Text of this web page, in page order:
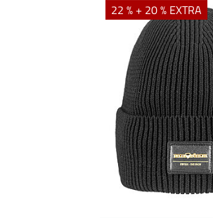
22 % + 20 % EXTRA